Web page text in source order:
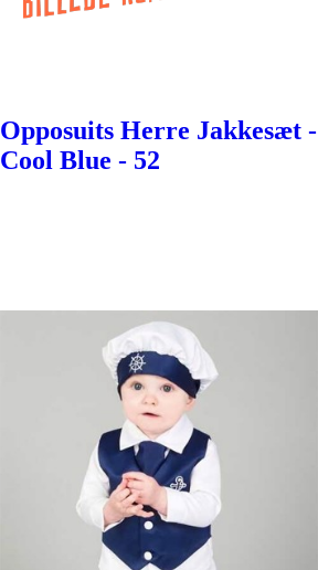
Opposuits Herre Jakkesæt -
Cool Blue - 52